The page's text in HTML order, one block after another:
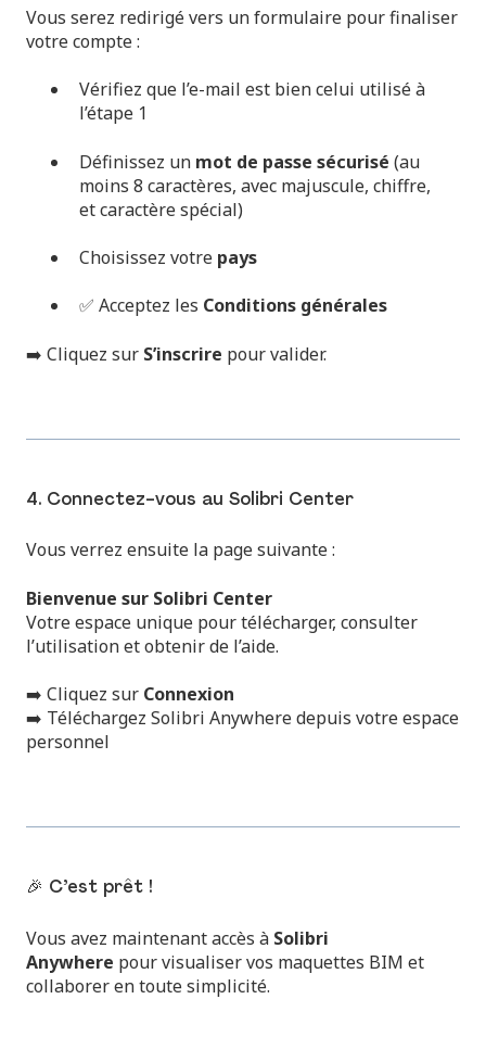
Vous serez redirigé vers un formulaire pour finaliser
votre compte :
Vérifiez que l’e-mail est bien celui utilisé à
l’étape 1
Définissez un mot de passe sécurisé (au
moins 8 caractères, avec majuscule, chiffre,
et caractère spécial)
Choisissez votre pays
✅ Acceptez les Conditions générales
➡️ Cliquez sur S’inscrire pour valider.
4. Connectez-vous au Solibri Center
Vous verrez ensuite la page suivante :
Bienvenue sur Solibri Center
Votre espace unique pour télécharger, consulter
l’utilisation et obtenir de l’aide.
➡️ Cliquez sur Connexion
➡️ Téléchargez Solibri Anywhere depuis votre espace
personnel
🎉 C’est prêt !
Vous avez maintenant accès à Solibri
Anywhere pour visualiser vos maquettes BIM et
collaborer en toute simplicité.